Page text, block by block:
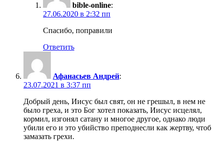
bible-online:
27.06.2020 в 2:32 пп
Спасибо, поправили
Ответить
Афанасьев Андрей:
23.07.2021 в 3:37 пп
Добрый день, Иисус был свят, он не грешыл, в нем не
было греха, и это Бог хотел показать, Иисус исцелял,
кормил, изгонял сатану и многое другое, однако люди
убили его и это убийство преподнесли как жертву, чтоб
замазать грехи.